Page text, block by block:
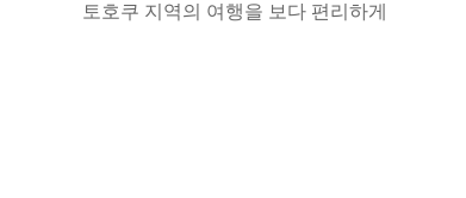
토호쿠 지역의 여행을 보다 편리하게